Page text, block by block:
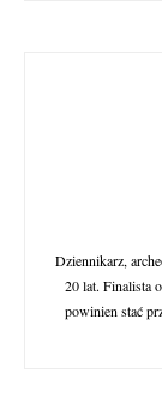
Dziennikarz,
20 lat. Finalista
powinien stać